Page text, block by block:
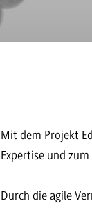
Mit dem Projekt
Expertise und
Durch die agile